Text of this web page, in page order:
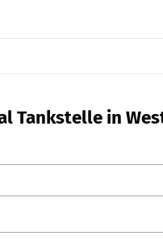
Tankstelle in